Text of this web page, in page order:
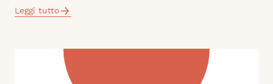
Leggi tutto